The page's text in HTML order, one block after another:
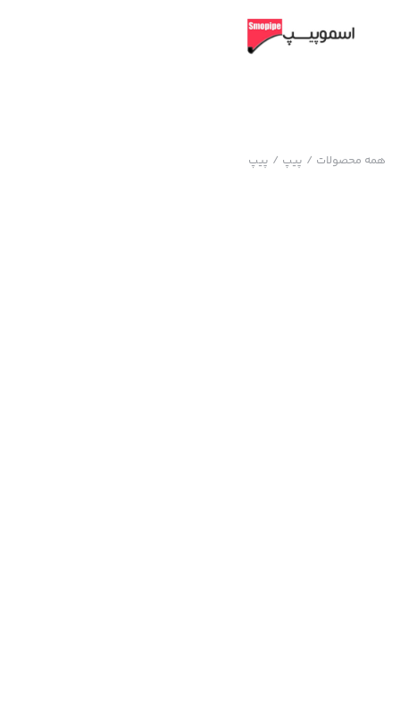
همه محصولات / پیپ / پیپ